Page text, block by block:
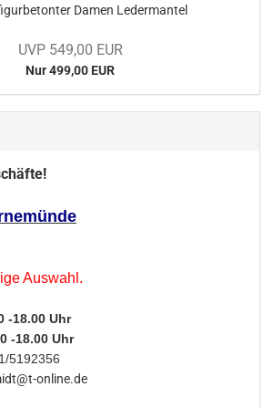
Damen Le­der­man­tel
UVP 549,00 EUR
Nur 499,00 EUR
Auswahl.
-18.00 Uhr
18.00 Uhr
5192356
online.de